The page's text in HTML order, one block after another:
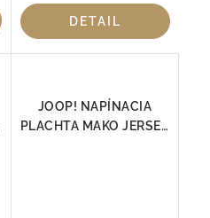
DETAIL
JOOP! NAPÍNACIA
PLACHTA MAKO JERSEY